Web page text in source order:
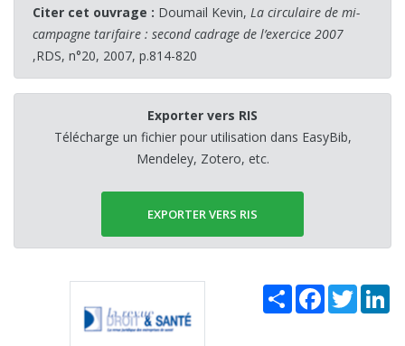
Citer cet ouvrage : Doumail Kevin, La circulaire de mi-
campagne tarifaire : second cadrage de l’exercice 2007
,RDS, n°20, 2007, p.814-820
Exporter vers RIS
Télécharge un fichier pour utilisation dans EasyBib,
Mendeley, Zotero, etc.
EXPORTER VERS RIS
Share Facebook
Twitter